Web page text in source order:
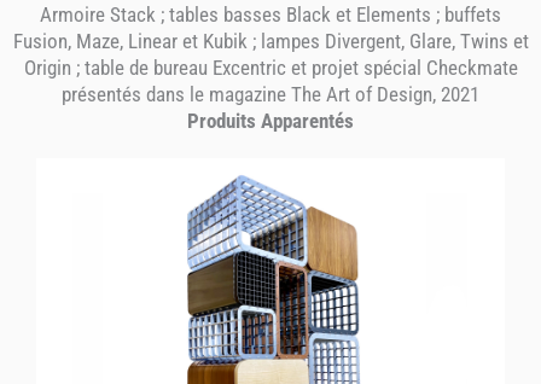
Armoire Stack ; tables basses Black et Elements ; buffets
Fusion, Maze, Linear et Kubik ; lampes Divergent, Glare, Twins et
Origin ; table de bureau Excentric et projet spécial Checkmate
présentés dans le magazine The Art of Design, 2021
Produits Apparentés
STACK
Armoire